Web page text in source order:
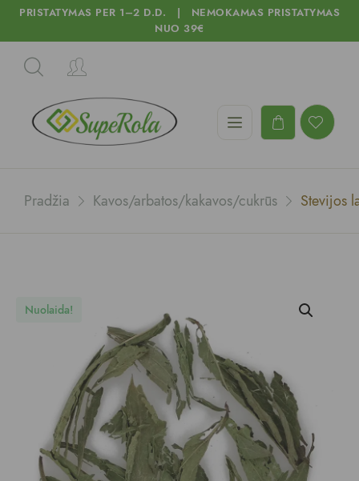
PRISTATYMAS PER 1–2 D.D. | NEMOKAMAS PRISTATYMAS
NUO 39€
Pradžia Kavos/arbatos/kakavos/cukrūs Stevijos
Nuolaida!